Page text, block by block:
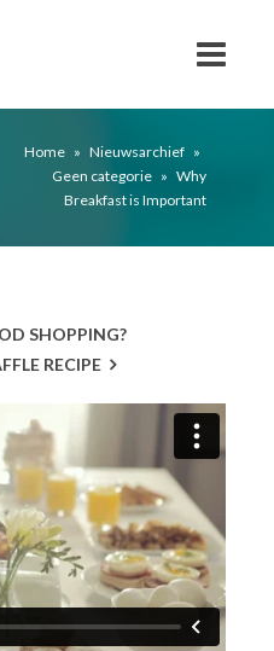
Home » Nieuwsarchief »
Geen categorie » Why
Breakfast is Important
SHOPPING?
RECIPE